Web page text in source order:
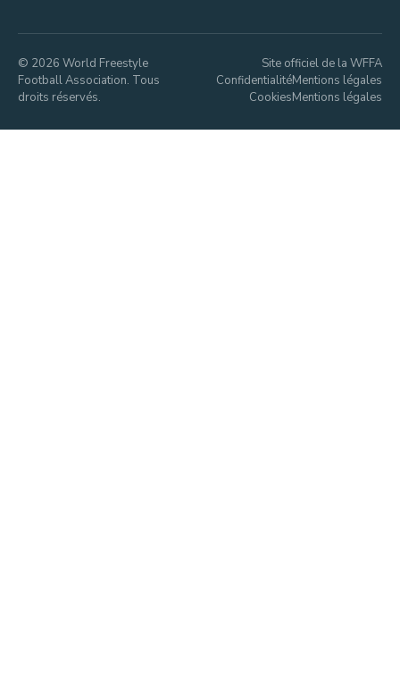
© 2026 World Freestyle
Football Association. Tous
droits réservés.
Site officiel de la WFFA
ConfidentialitéMentions légales
CookiesMentions légales